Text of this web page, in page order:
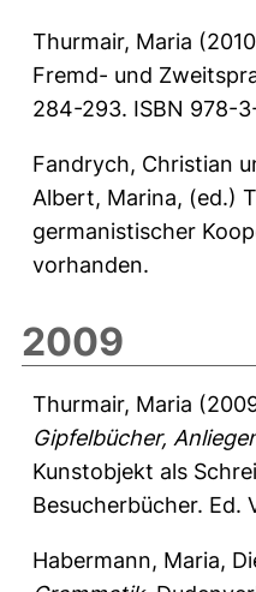
Thurmair, Maria
Fremd- und
284-293. ISBN 978-
Fandrych, Christian
Albert, Marina, (ed.)
germanistischer
vorhanden.
2009
Thurmair, Maria
Gipfelbücher,
Kunstobjekt als
Besucherbücher.
Habermann, Maria,